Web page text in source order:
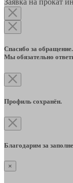
Заявка на прокат
Спасибо за обращение.
Мы обязательно
Профиль сохранён.
Благодарим за
×